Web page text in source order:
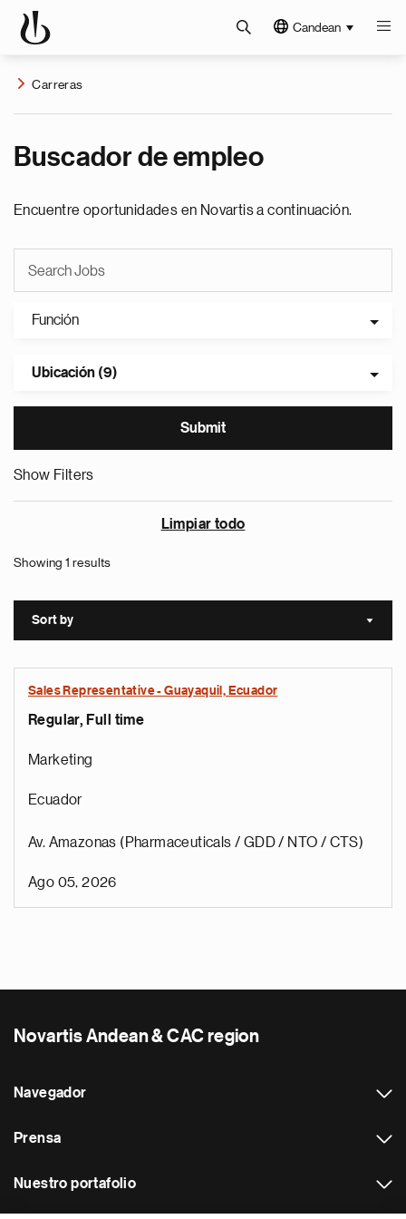
Candean
Carreras
Buscador de empleo
Encuentre oportunidades en Novartis a continuación.
Función
Ubicación (9)
Show Filters
Limpiar todo
Showing 1 results
Sort by Sort
Sales Representative - Guayaquil, Ecuador
Regular, Full time
Marketing
Ecuador
Av. Amazonas (Pharmaceuticals / GDD / NTO / CTS)
Ago 05, 2026
Novartis Andean & CAC region
Navegador
Prensa
Nuestro portafolio